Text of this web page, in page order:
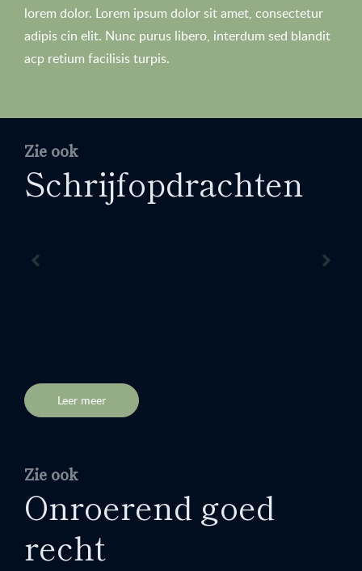
lorem dolor. Lorem ipsum dolor sit amet, consectetur
adipis cin elit. Nunc purus libero, interdum sed blandit
acp retium facilisis turpis.
Zie ook
Schrijfopdrachten
Leer meer
Zie ook
Onroerend goed
recht